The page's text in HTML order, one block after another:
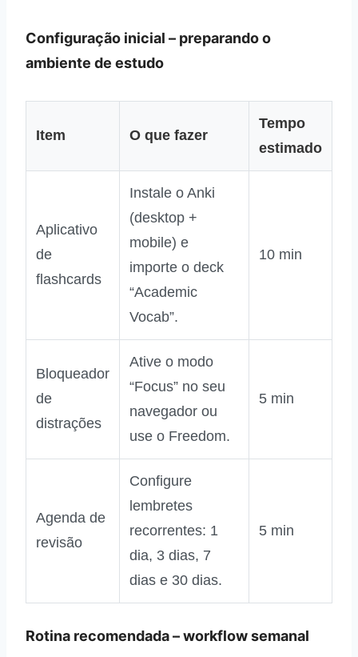
Configuração inicial – preparando o
ambiente de estudo
Item O que fazer
Tempo
estimado
Aplicativo
de
flashcards
Instale o Anki
(desktop +
mobile) e
importe o deck
“Academic
Vocab”.
10 min
Bloqueador
de
distrações
Ative o modo
“Focus” no seu
navegador ou
use o Freedom.
5 min
Agenda de
revisão
Configure
lembretes
recorrentes: 1
dia, 3 dias, 7
dias e 30 dias.
5 min
Rotina recomendada – workflow semanal